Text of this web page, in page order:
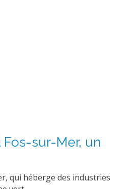
sur-Mer, un
qui héberge des industries